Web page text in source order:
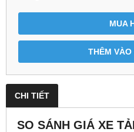
MUA
THÊM VÀO
CHI TIẾT
SO SÁNH GIÁ XE